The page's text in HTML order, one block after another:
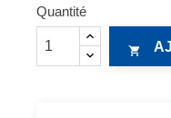
Quantité
